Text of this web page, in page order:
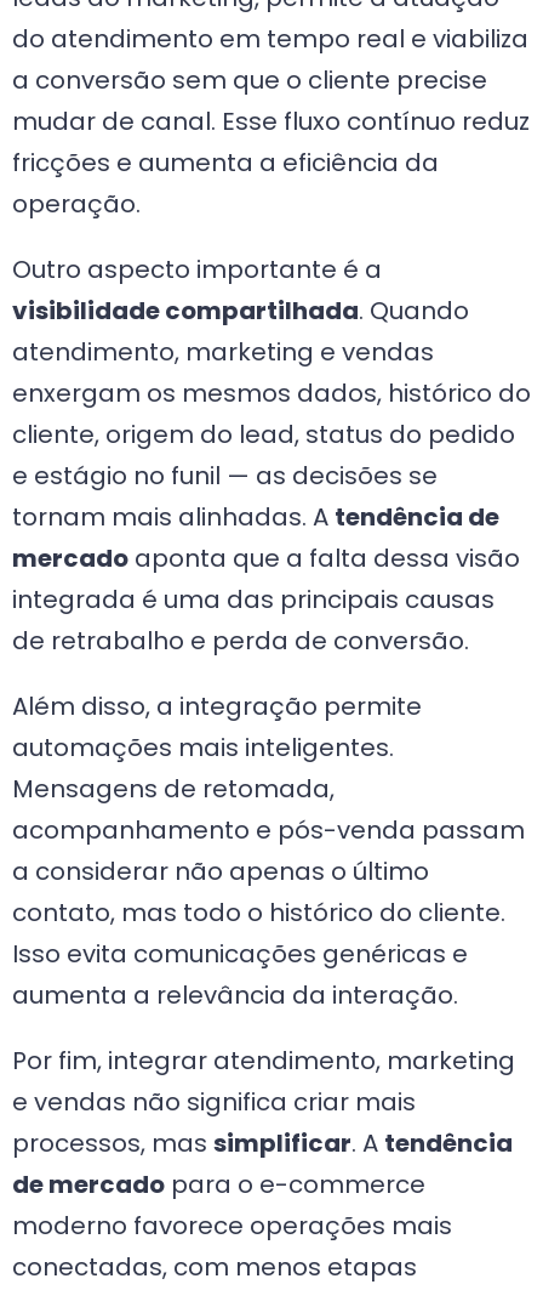
do atendimento em tempo real e viabiliza
a conversão sem que o cliente precise
mudar de canal. Esse fluxo contínuo reduz
fricções e aumenta a eficiência da
operação.
Outro aspecto importante é a
visibilidade compartilhada. Quando
atendimento, marketing e vendas
enxergam os mesmos dados, histórico do
cliente, origem do lead, status do pedido
e estágio no funil — as decisões se
tornam mais alinhadas. A tendência de
mercado aponta que a falta dessa visão
integrada é uma das principais causas
de retrabalho e perda de conversão.
Além disso, a integração permite
automações mais inteligentes.
Mensagens de retomada,
acompanhamento e pós-venda passam
a considerar não apenas o último
contato, mas todo o histórico do cliente.
Isso evita comunicações genéricas e
aumenta a relevância da interação.
Por fim, integrar atendimento, marketing
e vendas não significa criar mais
processos, mas simplificar. A tendência
de mercado para o e-commerce
moderno favorece operações mais
conectadas, com menos etapas